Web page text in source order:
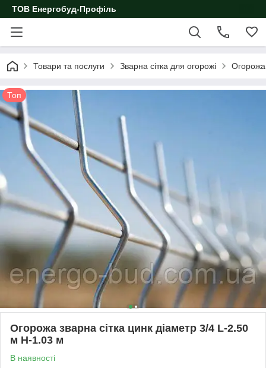
ТОВ Енергобуд-Профіль
Товари та послуги Зварна сітка для огорожі Огорожа
Топ
Огорожа зварна сітка цинк діаметр 3/4 L-2.50
м H-1.03 м
В наявності